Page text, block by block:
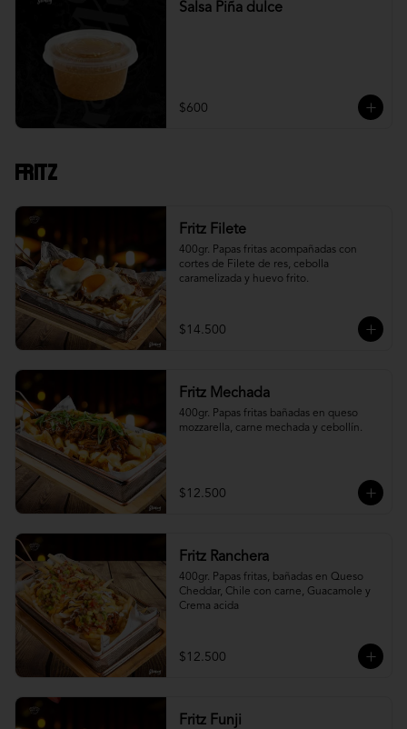
Salsa Piña dulce
$600
Fritz
Fritz Filete
400gr. Papas fritas acompañadas con
cortes de Filete de res, cebolla
caramelizada y huevo frito.
$14.500
Fritz Mechada
400gr. Papas fritas bañadas en queso
mozzarella, carne mechada y cebollín.
$12.500
Fritz Ranchera
400gr. Papas fritas, bañadas en Queso
Cheddar, Chile con carne, Guacamole y
Crema acida
$12.500
Fritz Funji